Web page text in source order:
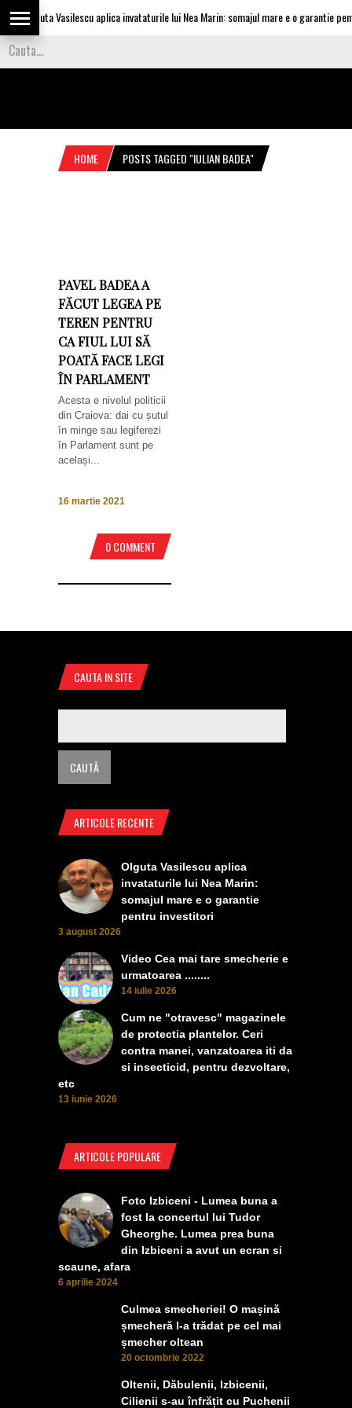
Olguta Vasilescu aplica invataturile lui Nea Marin: somajul mare e o garantie
HOME POSTS TAGGED "IULIAN BADEA"
PAVEL BADEA A
FĂCUT LEGEA PE
TEREN PENTRU
CA FIUL LUI SĂ
POATĂ FACE LEGI
ÎN PARLAMENT
Acesta e nivelul politicii
din Craiova: dai cu șutul
în minge sau legiferezi
în Parlament sunt pe
același...
16 martie 2021
0 COMMENT
CAUTA IN SITE
ARTICOLE RECENTE
Olguta Vasilescu aplica
invataturile lui Nea Marin:
somajul mare e o garantie
pentru investitori
3 august 2026
Video Cea mai tare smecherie e
urmatoarea ........
14 iulie 2026
Cum ne "otravesc" magazinele
de protectia plantelor. Ceri
contra manei, vanzatoarea iti da
si insecticid, pentru dezvoltare,
etc
13 iunie 2026
ARTICOLE POPULARE
Foto Izbiceni - Lumea buna a
fost la concertul lui Tudor
Gheorghe. Lumea prea buna
din Izbiceni a avut un ecran si
scaune, afara
6 aprilie 2024
Culmea smecheriei! O mașină
șmecheră l-a trădat pe cel mai
șmecher oltean
20 octombrie 2022
Oltenii, Dăbulenii, Izbicenii,
Cilienii s-au înfrățit cu Puchenii